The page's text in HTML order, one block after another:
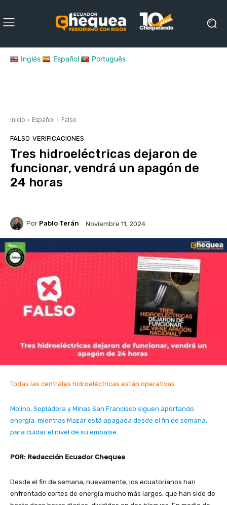
Inglés Español Português
Inicio Español Falso
FALSO VERIFICACIONES
Tres hidroeléctricas dejaron de
funcionar, vendrá un apagón de
24 horas
Por Pablo Terán Noviembre 11, 2024
Todas las centrales hidroeléctricas están operativas
Molino, Sopladora y Minas San Francisco siguen aportando
energía, mientras Mazar está apagada desde el fin de semana,
para cuidar el nivel de su embalse.
POR: Redacción Ecuador Chequea
Desde el fin de semana, nuevamente, los ecuatorianos han
enfrentado cortes de energía mucho más largos, que han sido de